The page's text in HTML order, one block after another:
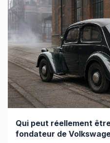
Qui peut réellement
fondateur de